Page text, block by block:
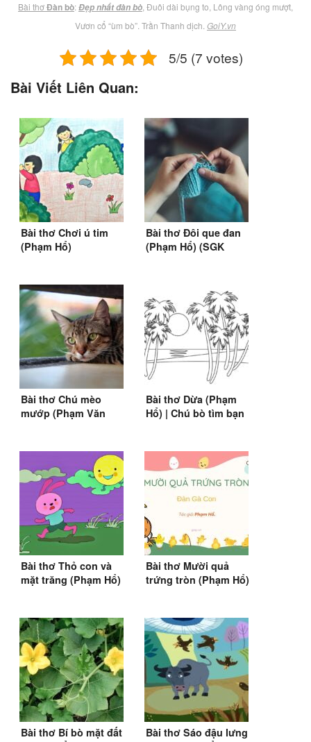
Bài thơĐàn bò:Đẹp nhất đàn bò , Đuôi dài bụng to, Lông vàng óng mượt,
Vươn cổ “ùm bò”. Trần Thanh dịch. GoiY.vn
5/5 (7 votes)
Bài Viết Liên Quan:
Bài thơ Chơi ú tim
(Phạm Hổ)
Bài thơ Đôi que đan
(Phạm Hổ) (SGK
Bài thơ Chú mèo
mướp (Phạm Văn
Bài thơ Dừa (Phạm
Hổ) | Chú bò tìm bạn
Bài thơ Thỏ con và
mặt trăng (Phạm Hổ)
Bài thơ Mười quả
trứng tròn (Phạm Hổ)
Bài thơ Bí bò mặt đất
Bài thơ Sáo đậu lưng